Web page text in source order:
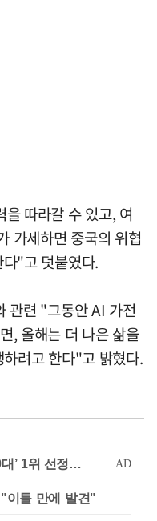
따라갈 수 있고, 여
가세하면 중국의 위협
"고 덧붙였다.
관련 "그동안 AI 가전
, 올해는 더 나은 삶을
려고 한다"고 밝혔다.
이틀 만에 발견"